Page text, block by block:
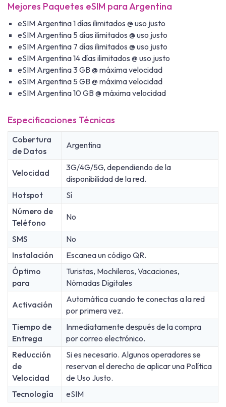
Mejores Paquetes eSIM para Argentina
eSIM Argentina 1 días ilimitados @ uso justo
eSIM Argentina 5 días ilimitados @ uso justo
eSIM Argentina 7 días ilimitados @ uso justo
eSIM Argentina 14 días ilimitados @ uso justo
eSIM Argentina 3 GB @ máxima velocidad
eSIM Argentina 5 GB @ máxima velocidad
eSIM Argentina 10 GB @ máxima velocidad
Especificaciones Técnicas
Cobertura
de Datos
Argentina
Velocidad
3G/4G/5G, dependiendo de la
disponibilidad de la red.
Hotspot
Sí
Número de
Teléfono
No
SMS
No
Instalación
Escanea un código QR.
Óptimo
para
Turistas, Mochileros, Vacaciones,
Nómadas Digitales
Activación
Automática cuando te conectas a la red
por primera vez.
Tiempo de
Entrega
Inmediatamente después de la compra
por correo electrónico.
Reducción
de
Velocidad
Si es necesario. Algunos operadores se
reservan el derecho de aplicar una Política
de Uso Justo.
Tecnología
eSIM